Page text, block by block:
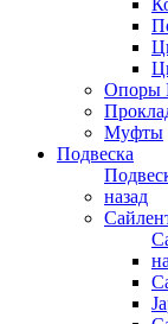
Опоры
Муфты
Подвеска
назад